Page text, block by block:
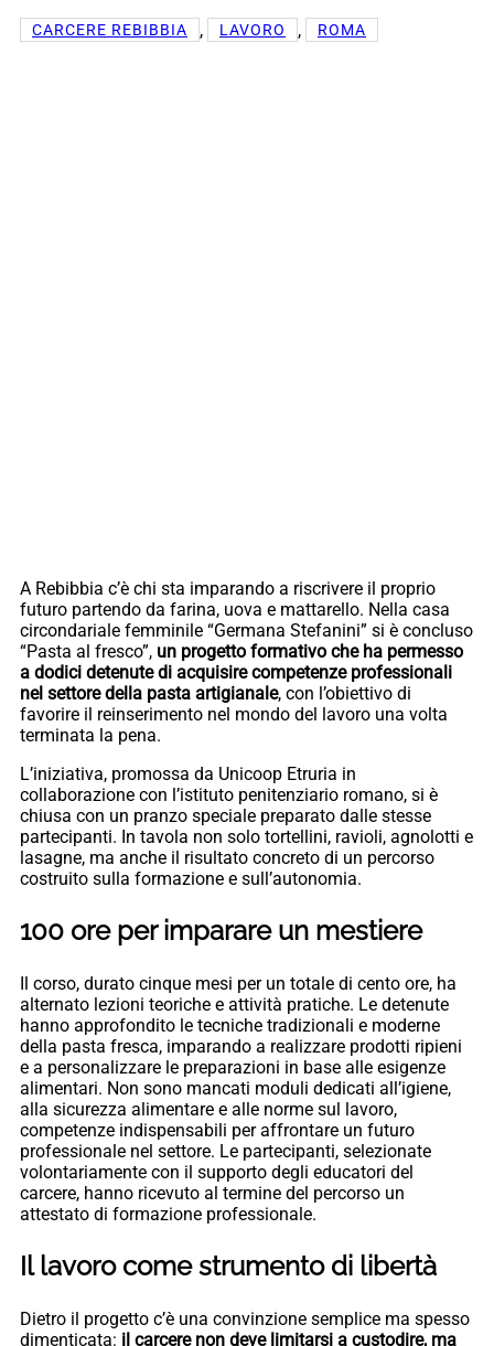
CARCERE REBIBBIA , LAVORO , ROMA
A Rebibbia c’è chi sta imparando a riscrivere il proprio
futuro partendo da farina, uova e mattarello. Nella casa
circondariale femminile “Germana Stefanini” si è concluso
“Pasta al fresco”, un progetto formativo che ha permesso
a dodici detenute di acquisire competenze professionali
nel settore della pasta artigianale, con l’obiettivo di
favorire il reinserimento nel mondo del lavoro una volta
terminata la pena.
L’iniziativa, promossa da Unicoop Etruria in
collaborazione con l’istituto penitenziario romano, si è
chiusa con un pranzo speciale preparato dalle stesse
partecipanti. In tavola non solo tortellini, ravioli, agnolotti e
lasagne, ma anche il risultato concreto di un percorso
costruito sulla formazione e sull’autonomia.
100 ore per imparare un mestiere
Il corso, durato cinque mesi per un totale di cento ore, ha
alternato lezioni teoriche e attività pratiche. Le detenute
hanno approfondito le tecniche tradizionali e moderne
della pasta fresca, imparando a realizzare prodotti ripieni
e a personalizzare le preparazioni in base alle esigenze
alimentari. Non sono mancati moduli dedicati all’igiene,
alla sicurezza alimentare e alle norme sul lavoro,
competenze indispensabili per affrontare un futuro
professionale nel settore. Le partecipanti, selezionate
volontariamente con il supporto degli educatori del
carcere, hanno ricevuto al termine del percorso un
attestato di formazione professionale.
Il lavoro come strumento di libertà
Dietro il progetto c’è una convinzione semplice ma spesso
dimenticata: il carcere non deve limitarsi a custodire, ma